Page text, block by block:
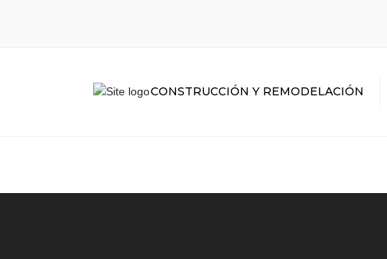
CONSTRUCCIÓN Y REMODELACIÓN